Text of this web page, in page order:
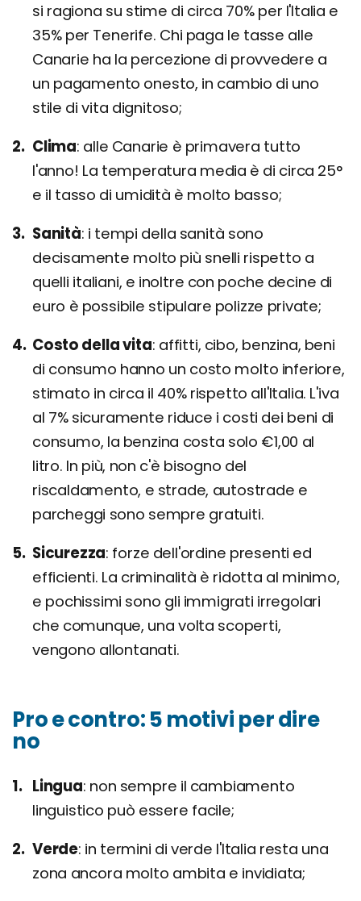
si ragiona su stime di circa 70% per l'Italia e
35% per Tenerife. Chi paga le tasse alle
Canarie ha la percezione di provvedere a
un pagamento onesto, in cambio di uno
stile di vita dignitoso;
Clima alle Canarie è primavera tutto
l'anno! La temperatura media è di circa 25°
e il tasso di umidità è molto basso;
Sanità i tempi della sanità sono
decisamente molto più snelli rispetto a
quelli italiani, e inoltre con poche decine di
euro è possibile stipulare polizze private;
Costo della vita affitti, cibo, benzina, beni
di consumo hanno un costo molto inferiore,
stimato in circa il 40% rispetto all'Italia. L'iva
al 7% sicuramente riduce i costi dei beni di
consumo, la benzina costa solo €1,00 al
litro. In più, non c'è bisogno del
riscaldamento, e strade, autostrade e
parcheggi sono sempre gratuiti.
Sicurezza forze dell'ordine presenti ed
efficienti. La criminalità è ridotta al minimo,
e pochissimi sono gli immigrati irregolari
che comunque, una volta scoperti,
vengono allontanati.
Pro e contro: 5 motivi per dire
no
Lingua non sempre il cambiamento
linguistico può essere facile;
Verde in termini di verde l'Italia resta una
zona ancora molto ambita e invidiata;